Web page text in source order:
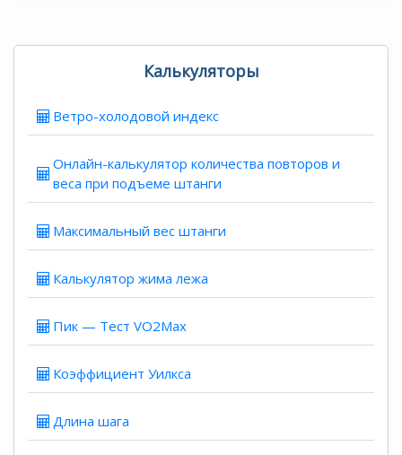
Калькуляторы
Ветро-холодовой индекс
Онлайн-калькулятор количества повторов и
веса при подъеме штанги
Максимальный вес штанги
Калькулятор жима лежа
Пик — Тест VO2Max
Коэффициент Уилкса
Длина шага